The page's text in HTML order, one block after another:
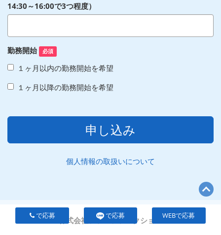
14:30～16:00で3つ程度）
勤務開始 必須
１ヶ月以内の勤務開始を希望
１ヶ月以降の勤務開始を希望
申し込み
個人情報の取扱いについて
で応募 で応募 WEBで応募
株式会社ファンファンクション